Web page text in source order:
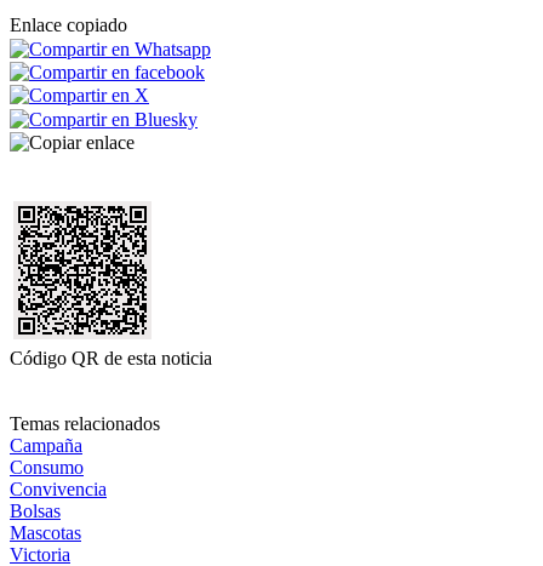
Enlace copiado
Código QR de esta noticia
Temas relacionados
Campaña
Consumo
Convivencia
Bolsas
Mascotas
Victoria